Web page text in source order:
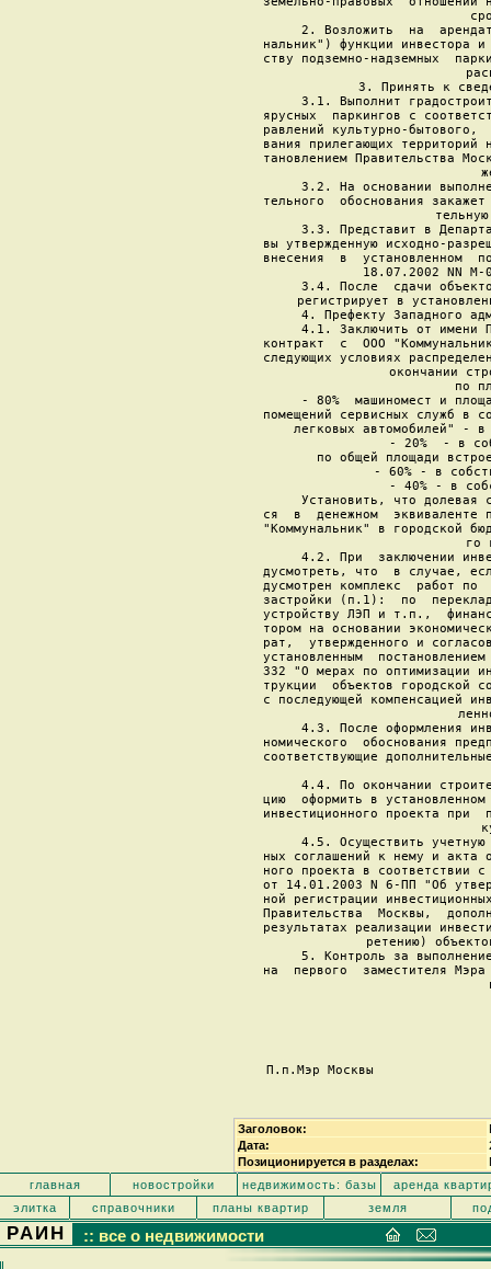
2. Возложить  на
нальник") функции инвестора
ству подземно-надземных
3. Принять к
3.1. Выполнит
ярусных  паркингов с
равлений культурно-бытового,
вания прилегающих
тановлением Правительства
3.2. На основании
тельного  обоснования
3.3. Представит в
вы утвержденную исходно-
внесения  в  установленном
18.07.2002 NN М-
3.4. После  сдачи
регистрирует в
4. Префекту Западного
4.1. Заключить от имени
контракт  с  ООО
следующих условиях
окончании
по
- 80%  машиномест и
помещений сервисных служб в
легковых автомобилей" - в
- 20%  - в
по общей площади
- 60% - в
- 40% - в
Установить, что долевая
ся  в  денежном  эквиваленте
"Коммунальник" в городской
го
4.2. При  заключении
дусмотреть, что  в случае,
дусмотрен комплекс  работ по
застройки (п.1):  по
устройству ЛЭП и т.п.,
тором на основании
рат,  утвержденного и
установленным
332 "О мерах по оптимизации
трукции  объектов городской
с последующей компенсацией
4.3. После оформления
номического  обоснования
соответствующие
4.4. По окончании
цию  оформить в
инвестиционного проекта при
4.5. Осуществить
ных соглашений к нему и акта
ного проекта в соответствии
от 14.01.2003 N 6-ПП "Об
ной регистрации
Правительства  Москвы,
результатах реализации
ретению)
5. Контроль за
на  первого  заместителя
П.п.Мэр Москвы
Заголовок:
Дата:
Позиционируется в разделах:
главная
новостройки недвижимость: базы
аренда
элитка
справочники планы квартир земля
РАИН :: все о недвижимости